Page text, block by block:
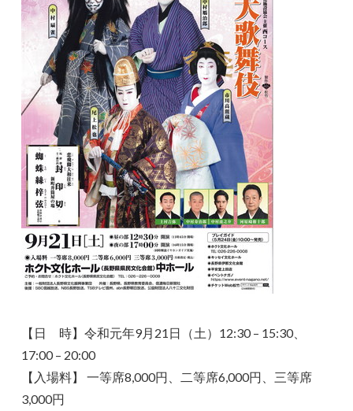
【日 時】令和元年9月21日（土）12:30 – 15:30、
17:00 – 20:00
【入場料】 一等席8,000円、二等席6,000円、三等席
3,000円